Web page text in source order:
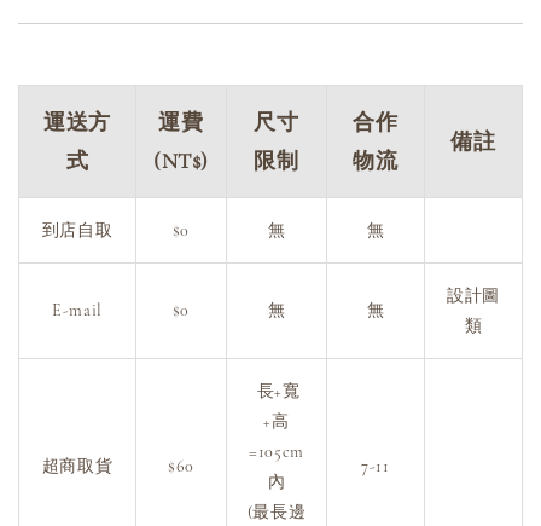
運送方
式
運費
(NT$)
尺寸
限制
合作
物流
備註
到店自取 $0 無 無
E-mail $0 無 無
設計圖
類
超商取貨 $60
長+寬
+高
=105cm
內
(最長邊
7-11